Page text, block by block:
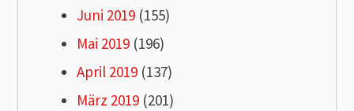
Juni 2019 (155)
Mai 2019 (196)
April 2019 (137)
März 2019 (201)